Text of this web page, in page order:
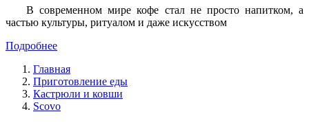
В современном мире кофе стал не просто напитком, а
частью культуры, ритуалом и даже искусством
Подробнее
Главная
Приготовление еды
Кастрюли и ковши
Scovo